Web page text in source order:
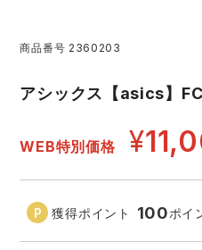
ファン付き作業着・空調
電熱ウェア・ヒートウェ
ジーベック ランキング
サーヴォ
商品番号 2360203
アシックス【asics】
WEB特別価格 ¥
獲得ポイント 100ポイ